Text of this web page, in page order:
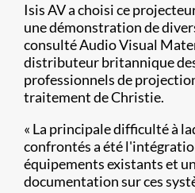
Isis AV a choisi ce
une démonstration de
consulté Audio Visual
distributeur britannique
professionnels de
traitement de Christie.
« La principale difficulté à
confrontés a été
équipements existants et
documentation sur ces